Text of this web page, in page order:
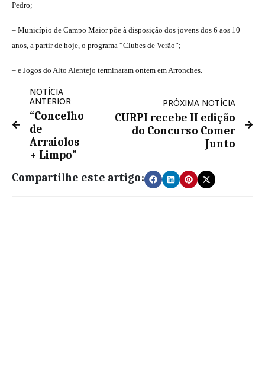
Pedro;
– Município de Campo Maior põe à disposição dos jovens dos 6 aos 10
anos, a partir de hoje, o programa “Clubes de Verão”;
– e Jogos do Alto Alentejo terminaram ontem em Arronches.
NOTÍCIA
ANTERIOR
“Concelho
de
Arraiolos
+ Limpo”
PRÓXIMA NOTÍCIA
CURPI recebe II edição
do Concurso Comer
Junto
Compartilhe este artigo: